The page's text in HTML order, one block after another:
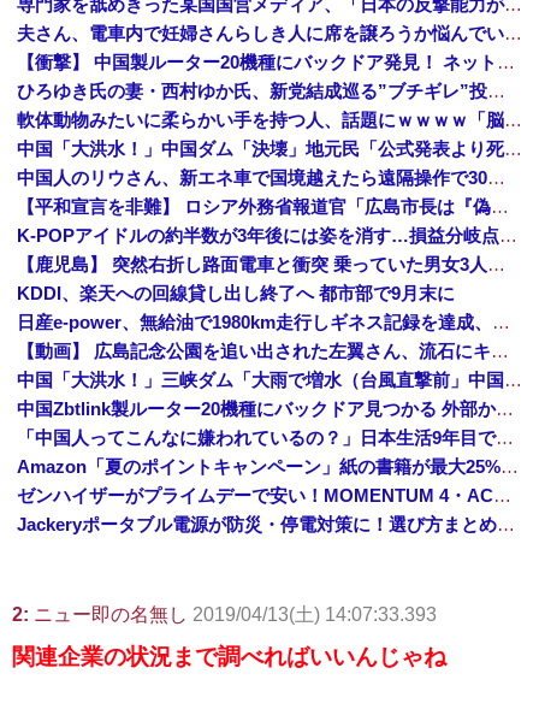
夫さん、電車内で妊婦さんらしき人に席を譲ろうか悩んでいたら隣の男性に先を越される→まさかの展開に発展し、とんでもない空気が漂い始めてしまうｗｗｗ...
【衝撃】 中国製ルーター20機種にバックドア発見！ ネットに繋ぐだけで35秒ごとに中国のサーバーと通信
ひろゆき氏の妻・西村ゆか氏、新党結成巡る”ブチギレ”投稿を謝罪「配慮に欠けた行動でした」 夫婦で投稿
軟体動物みたいに柔らかい手を持つ人、話題にｗｗｗｗ「脳が理解を拒む」「ミギー」
中国「大洪水！」中国ダム「決壊」地元民「公式発表より死者多い！」中国政府「住民拘束！（安否不明」中国当局「救助隊動画も削除」台風13号「三峡ダム接近中」→
中国人のリウさん、新エネ車で国境越えたら遠隔操作で30時間ロックされる！
【平和宣言を非難】 ロシア外務省報道官「広島市長は『偽りの呪文』繰り返している」
K-POPアイドルの約半数が3年後には姿を消す…損益分岐点突破は4％未満
【鹿児島】 突然右折し路面電車と衝突 乗っていた男女3人は車を放置しダッシュで逃走中
KDDI、楽天への回線貸し出し終了へ 都市部で9月末に
日産e-power、無給油で1980km走行しギネス記録を達成、無駄な発電や送電ロスなくEVよりエコを証明
【動画】 広島記念公園を追い出された左翼さん、流石にキモすぎて炎上
中国「大洪水！」三峡ダム「大雨で増水（台風直撃前」中国ダム「緊急放流！」中国鉄道「列車が走行中に流される」中国避難所「支援物資は有料です」謎の勢力「え」→
中国Zbtlink製ルーター20機種にバックドア見つかる 外部から完全制御のおそれ
「中国人ってこんなに嫌われているの？」日本生活9年目で明かす本心！
Amazon「夏のポイントキャンペーン」紙の書籍が最大25%ポイント還元 対象と条件を整理（2026年7月）
ゼンハイザーがプライムデーで安い！MOMENTUM 4・ACCENTUMなど対象モデルまとめ！
Jackeryポータブル電源が防災・停電対策に！選び方まとめ【プライムデー最終日】
2: ニュー即の名無し 2019/04/13(土) 14:07:33.393
関連企業の状況まで調べればいいんじゃね